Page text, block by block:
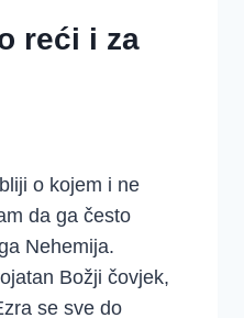
reći i za
o kojem i ne
da ga često
Nehemija.
Božji čovjek,
se sve do